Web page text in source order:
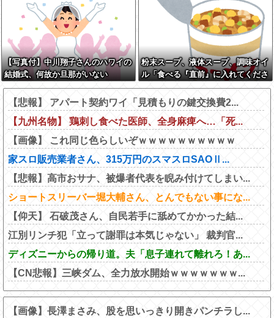
【写真付】中川翔子さんのハワイの
結婚式、何故か旦那がいない
粉末スープ、液体スープ、調味オイ
ル「食べる『直前』に入れてくださ
い！！」
【悲報】 アパート契約ワイ「見積もりの鍵交換費2...
【九州名物】 鶏刺し食べた医師、全身麻痺へ…「死...
【画像】 これ同じ色らしいぞｗｗｗｗｗｗｗｗｗｗ
家スロ販売業者さん、315万円のスマスロSAOⅡ...
【悲報】高市おサナ、被爆者代表を睨み付けてしまい...
ショートスリーバー堀大輔さん、とんでもない事にな...
【仰天】 石破茂さん、自民若手に舐めてかかった結...
江別リンチ犯「立って謝罪は本気じゃない」 裁判官...
ディズニーからの帰り道。夫「息子連れて離れろ！あ...
【CN悲報】三峡ダム、全力放水開始ｗｗｗｗｗｗｗ...
【画像】長澤まさみ、股を思いっきり開きパンチラし...